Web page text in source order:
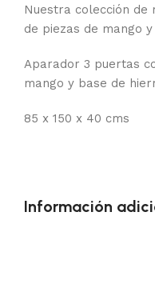
Nuestra colección de
de piezas de mango
Aparador 3 puertas
mango y base de
85 x 150 x 40 cms
Información